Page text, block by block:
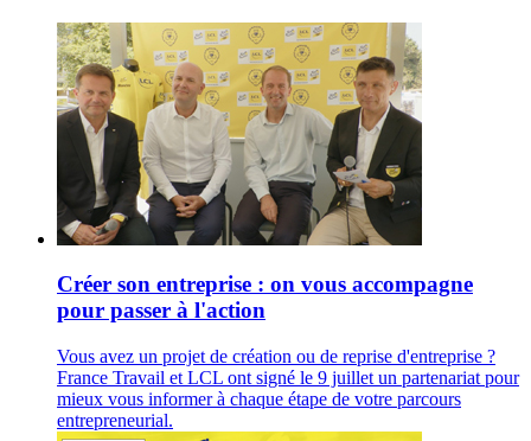
Créer son entreprise : on vous accompagne
pour passer à l'action
Vous avez un projet de création ou de reprise d'entreprise ?
France Travail et LCL ont signé le 9 juillet un partenariat pour
mieux vous informer à chaque étape de votre parcours
entrepreneurial.